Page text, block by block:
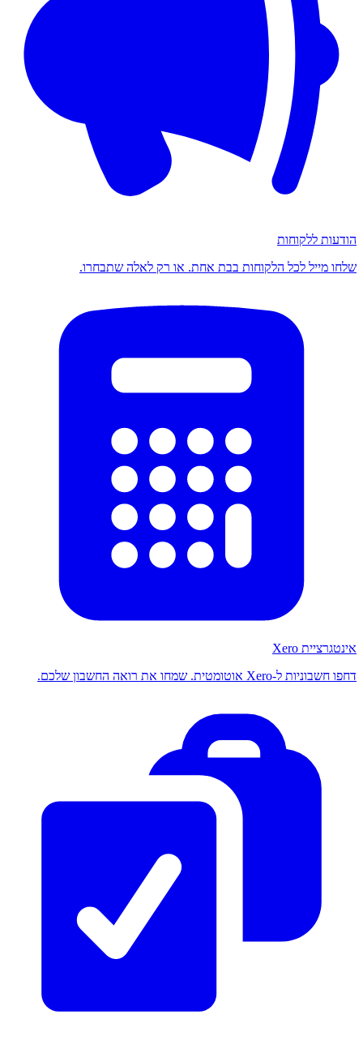
הודעות ללקוחות
שלחו מייל לכל הלקוחות בבת אחת. או רק לאלה שתבחרו.
אינטגרציית Xero
דחפו חשבוניות ל-Xero אוטומטית. שמחו את רואה החשבון שלכם.